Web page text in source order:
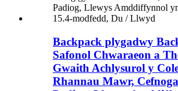
Backpack plygadwy
Safonol Chwaraeon a
Gwaith Achlysurol y
Rhannau Mawr,